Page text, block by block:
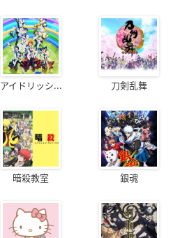
アイドリッシ... 刀剣乱舞
暗殺教室 銀魂